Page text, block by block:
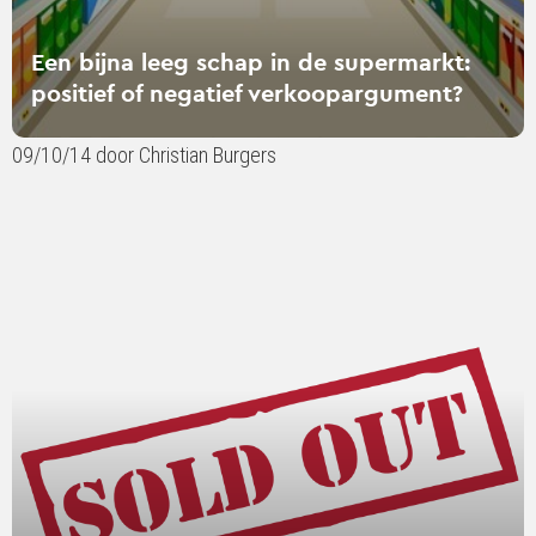
Een bijna leeg schap in de supermarkt:
positief of negatief verkoopargument?
09/10/14 door Christian Burgers
verkoopargument?